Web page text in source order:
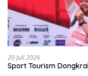
20 Juli 2026
Sport Tourism